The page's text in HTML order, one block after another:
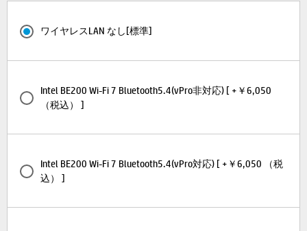
ワイヤレスLAN なし[標準]
Intel BE200 Wi-Fi 7 Bluetooth5.4(vPro非対応) [ +￥6,050
（税込） ]
Intel BE200 Wi-Fi 7 Bluetooth5.4(vPro対応) [ +￥6,050 （税
込） ]